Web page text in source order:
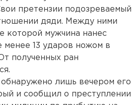
претензии подозреваемый
дяди. Между ними
которой мужчина нанес
менее 13 ударов ножом в
полученных ран
лишь вечером его
и сообщил о преступлении